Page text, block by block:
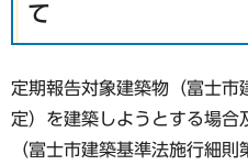
て
定期報告対象建築物（富士市
定）を建築しようとする場合
（富士市建築基準法施行細